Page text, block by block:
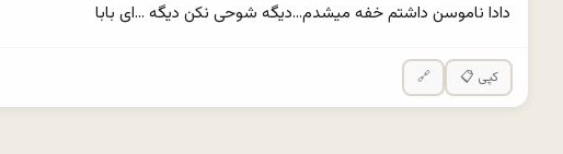
دادا ناموسن داشتم خفه میشدم...دیگه شوحی نکن دیگه ...ای بابا
🔗 📋 کپی